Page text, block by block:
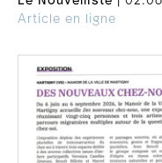
Article en ligne